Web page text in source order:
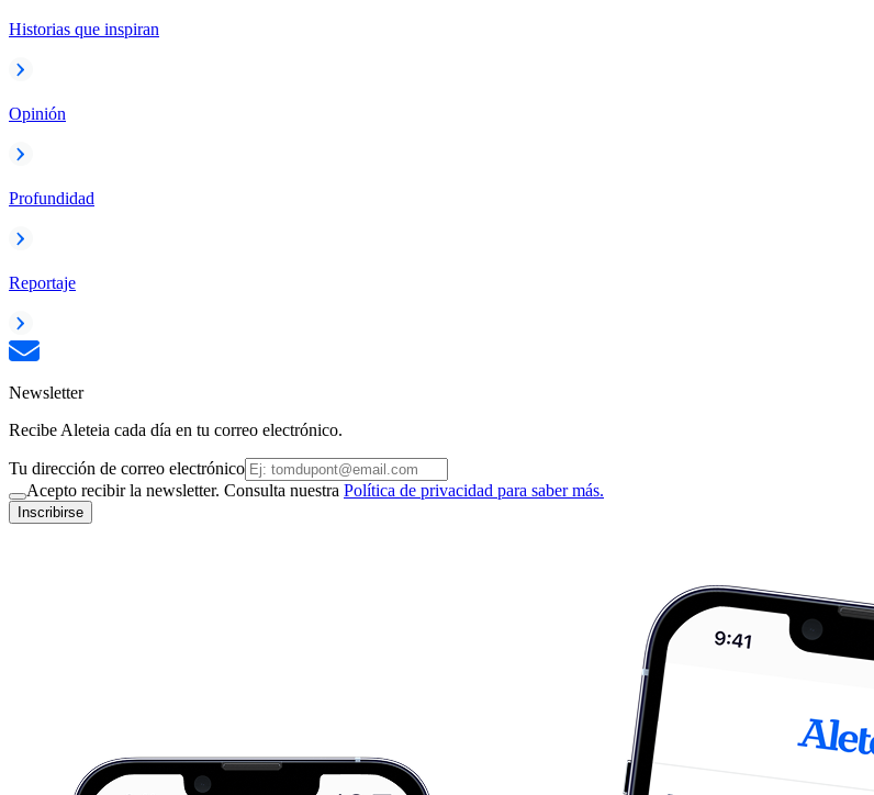
Historias que inspiran
Opinión
Profundidad
Reportaje
Newsletter
Recibe Aleteia cada día en tu correo electrónico.
Tu dirección de correo electrónico
Acepto recibir la newsletter. Consulta nuestra Política de privacidad para saber más.
Inscribirse